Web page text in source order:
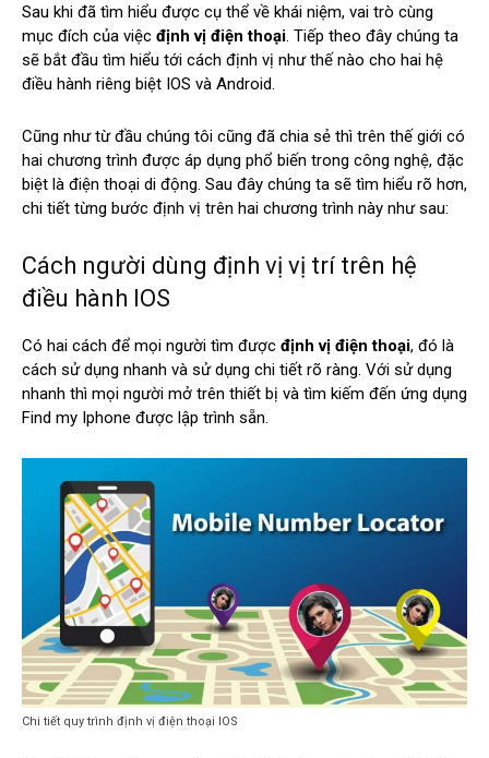
Sau khi đã tìm hiểu được cụ thể về khái niệm, vai trò cùng
mục đích của việc định vị điện thoại . Tiếp theo đây chúng ta
sẽ bắt đầu tìm hiểu tới cách định vị như thế nào cho hai hệ
điều hành riêng biệt IOS và Android.
Cũng như từ đầu chúng tôi cũng đã chia sẻ thì trên thế giới có
hai chương trình được áp dụng phổ biến trong công nghệ, đặc
biệt là điện thoại di động. Sau đây chúng ta sẽ tìm hiểu rõ hơn,
chi tiết từng bước định vị trên hai chương trình này như sau:
Cách người dùng định vị vị trí trên hệ
điều hành IOS
Có hai cách để mọi người tìm được định vị điện thoại, đó là
cách sử dụng nhanh và sử dụng chi tiết rõ ràng. Với sử dụng
nhanh thì mọi người mở trên thiết bị và tìm kiếm đến ứng dụng
Find my Iphone được lập trình sẵn.
Chi tiết quy trình định vị điện thoại IOS